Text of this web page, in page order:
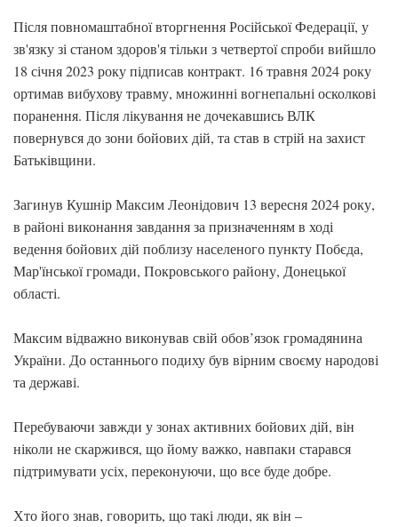
Після повномаштабної вторгнення Російської Федерації, у
зв'язку зі станом здоров'я тільки з четвертої спроби вийшло
18 січня 2023 року підписав контракт. 16 травня 2024 року
ортимав вибухову травму, множинні вогнепальні осколкові
поранення. Після лікування не дочекавшись ВЛК
повернувся до зони бойових дій, та став в стрій на захист
Батьківщини.
Загинув Кушнір Максим Леонідович 13 вересня 2024 року,
в районі виконання завдання за призначенням в ході
ведення бойових дій поблизу населеного пункту Побєда,
Мар'їнської громади, Покровського району, Донецької
області.
Максим відважно виконував свій обов’язок громадянина
України. До останнього подиху був вірним своєму народові
та державі.
Перебуваючи завжди у зонах активних бойових дій, він
ніколи не скаржився, що йому важко, навпаки старався
підтримувати усіх, переконуючи, що все буде добре.
Хто його знав, говорить, що такі люди, як він –